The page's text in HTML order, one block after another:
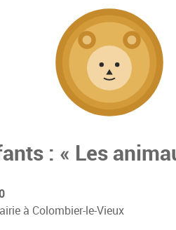
: « Les
à Colombier-le-Vieux